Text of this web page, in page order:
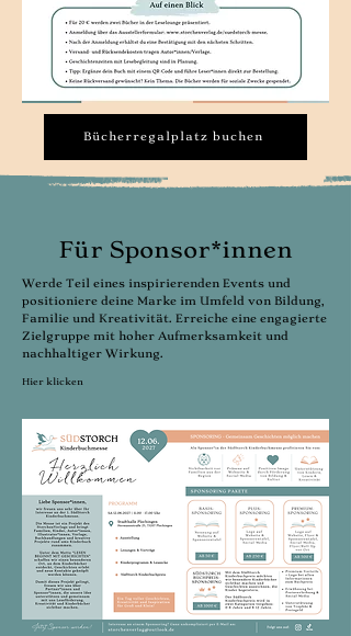
Bücherregalplatz buchen
Für Sponsor*innen
Werde Teil eines inspirierenden Events und
positioniere deine Marke im Umfeld von Bildung,
Familie und Kreativität. Erreiche eine engagierte
Zielgruppe mit hoher Aufmerksamkeit und
nachhaltiger Wirkung.
Hier klicken